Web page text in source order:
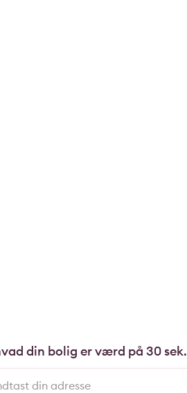
din bolig er værd på 30 sek.